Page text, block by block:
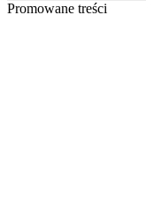
Promowane treści